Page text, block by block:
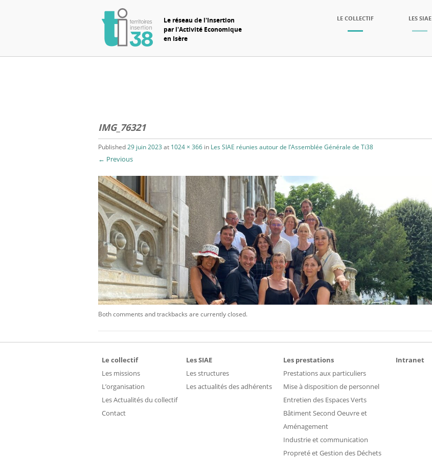
Le réseau de l'Insertion
par l'Activité Economique
en Isère
LE COLLECTIF LES SIAE
IMG_76321
Published29 juin 2023 at 1024 × 366 in Les SIAE réunies autour de l’Assemblée Générale de Ti38
← Previous
Both comments and trackbacks are currently closed.
Le collectif
Les missions
L’organisation
Les Actualités du collectif
Contact
Les SIAE
Les structures
Les actualités des adhérents
Les prestations
Prestations aux particuliers
Mise à disposition de personnel
Entretien des Espaces Verts
Bâtiment Second Oeuvre et
Aménagement
Industrie et communication
Propreté et Gestion des Déchets
Intranet